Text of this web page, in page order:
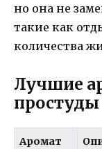
но она не
такие как
количества
Лучшие
простуды
Аромат